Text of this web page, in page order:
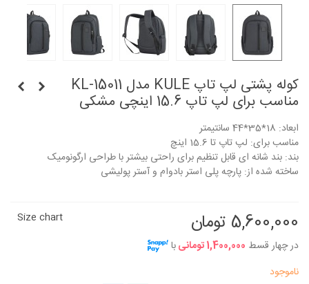
کوله پشتی لپ تاپ KULE مدل KL-15011
مناسب برای لپ تاپ 15.6 اینچی مشکی
ابعاد: 18*35*44 سانتیمتر
مناسب برای: لپ تاپ تا 15.6 اینچ
بند: بند شانه ای قابل تنظیم برای راحتی بیشتر با طراحی ارگونومیک
ساخته شده از: پارچه پلی استر بادوام و آستر پولیشی
5,600,000 تومان
در چهار قسط 1,400,000 تومانی با
Size chart
ناموجود